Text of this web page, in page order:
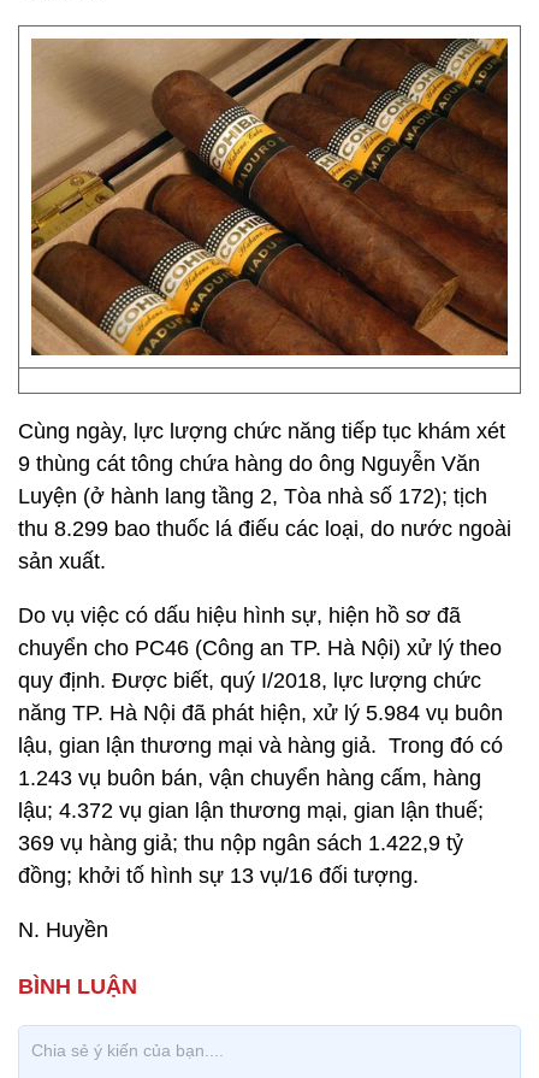
Cùng ngày, lực lượng chức năng tiếp tục khám xét
9 thùng cát tông chứa hàng do ông Nguyễn Văn
Luyện (ở hành lang tầng 2, Tòa nhà số 172); tịch
thu 8.299 bao thuốc lá điếu các loại, do nước ngoài
sản xuất.
Do vụ việc có dấu hiệu hình sự, hiện hồ sơ đã
chuyển cho PC46 (Công an TP. Hà Nội) xử lý theo
quy định. Được biết, quý I/2018, lực lượng chức
năng TP. Hà Nội đã phát hiện, xử lý 5.984 vụ buôn
lậu, gian lận thương mại và hàng giả. Trong đó có
1.243 vụ buôn bán, vận chuyển hàng cấm, hàng
lậu; 4.372 vụ gian lận thương mại, gian lận thuế;
369 vụ hàng giả; thu nộp ngân sách 1.422,9 tỷ
đồng; khởi tố hình sự 13 vụ/16 đối tượng.
N. Huyền